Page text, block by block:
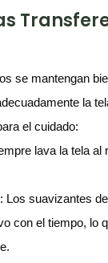
se mantengan
la
el cuidado:
lava la tela al
Los suavizantes
con el tiempo, lo